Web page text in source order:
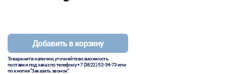
Добавить в корзину
Товара нет в наличии, уточняйте возможность
поставки под заказ по телефону+7 (3822) 52-34-73или
по кнопке "Заказать звонок"